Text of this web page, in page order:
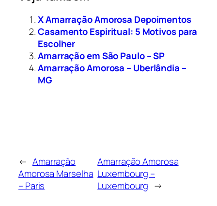
X Amarração Amorosa Depoimentos
Casamento Espiritual: 5 Motivos para
Escolher
Amarração em São Paulo – SP
Amarração Amorosa – Uberlândia –
MG
← Amarração
Amorosa Marselha
– Paris
Amarração Amorosa
Luxembourg –
Luxembourg →